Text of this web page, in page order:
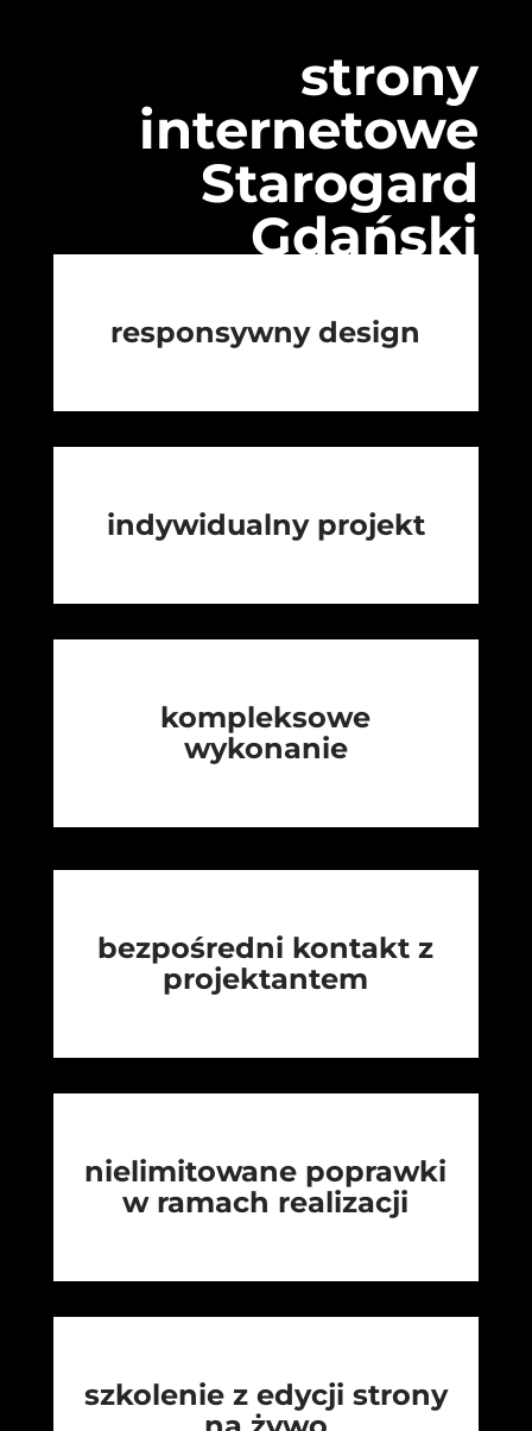
strony
internetowe
Starogard
Gdański
responsywny design
indywidualny projekt
kompleksowe
wykonanie
bezpośredni kontakt z
projektantem
nielimitowane poprawki
w ramach realizacji
szkolenie z edycji strony